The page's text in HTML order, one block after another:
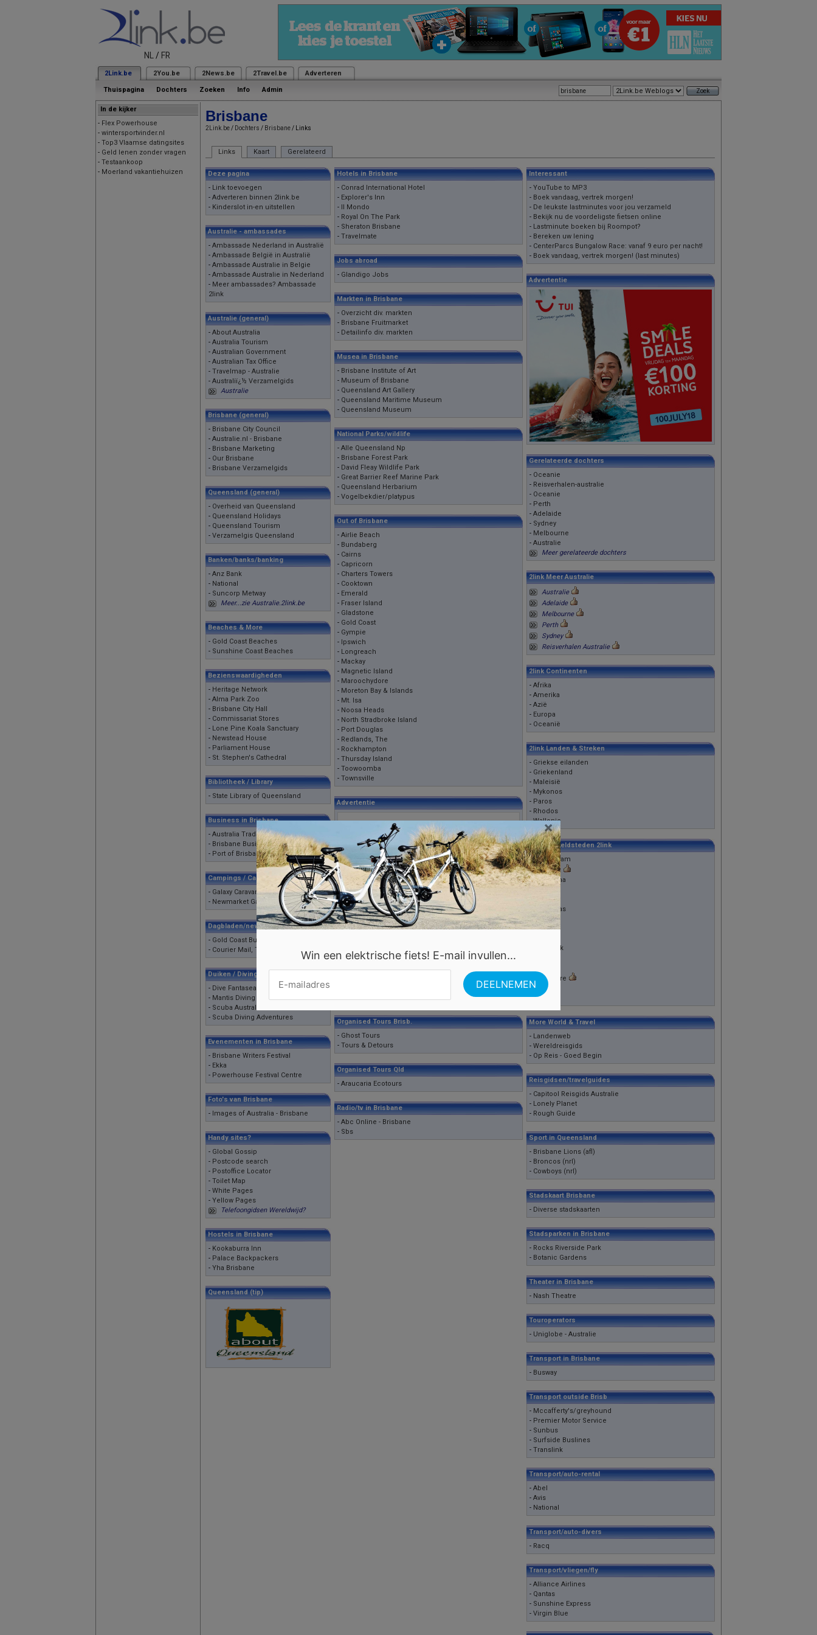
NL / FR
2Link.be 2You.be 2News.be 2Travel.be Adverteren
Thuispagina Dochters Zoeken Info Admin
In de kijker
- Flex Powerhouse
- wintersportvinder.nl
- Top3 Vlaamse datingsites
- Geld lenen zonder vragen
- Testaankoop
- Moerland vakantiehuizen
Brisbane
2Link.be/ Dochters / Brisbane/ Links
Links Kaart Gerelateerd
Deze pagina
- Link toevoegen
- Adverteren binnen 2link.be
- Kinderslot in-en uitstellen
Australie - ambassades
- Ambassade Nederland in Australië
- Ambassade België in Australië
- Ambassade Australie in Belgie
- Ambassade Australie in Nederland
- Meer ambassades? Ambassade
2link
Australie (general)
- About Australia
- Australia Tourism
- Australian Government
- Australian Tax Office
- Travelmap - Australie
- Australiï¿½ Verzamelgids
Australie
Brisbane (general)
- Brisbane City Council
- Australie.nl - Brisbane
- Brisbane Marketing
- Our Brisbane
- Brisbane Verzamelgids
Queensland (general)
- Overheid van Queensland
- Queensland Holidays
- Queensland Tourism
- Verzamelgis Queensland
Banken/banks/banking
- Anz Bank
- National
- Suncorp Metway
Meer...zie Australie.2link.be
Beaches & More
- Gold Coast Beaches
- Sunshine Coast Beaches
Bezienswaardigheden
- Heritage Network
- Alma Park Zoo
- Brisbane City Hall
- Commissariat Stores
- Lone Pine Koala Sanctuary
- Newstead House
- Parliament House
- St. Stephen's Cathedral
Bibliotheek / Library
- State Library of Queensland
Business in Brisbane
- Australia Trade Coast
- Brisbane Business
- Port of Brisbane
Campings / Campsites
- Galaxy Caravan Park
- Newmarket Gardens Caravan Park
Dagbladen/newspapers
- Gold Coast Bulletin
- Courier Mail, The
Duiken / Diving
- Dive Fantasea
- Mantis Diving
- Scuba Australia
- Scuba Diving Adventures
Evenementen in Brisbane
- Brisbane Writers Festival
- Ekka
- Powerhouse Festival Centre
Foto's van Brisbane
- Images of Australia - Brisbane
Handy sites?
- Global Gossip
- Postcode search
- Postoffice Locator
- Toilet Map
- White Pages
- Yellow Pages
Telefoongidsen Wereldwijd?
Hostels in Brisbane
- Kookaburra Inn
- Palace Backpackers
- Yha Brisbane
Queensland (tip)
Hotels in Brisbane
- Conrad International Hotel
- Explorer's Inn
- Il Mondo
- Royal On The Park
- Sheraton Brisbane
- Travelmate
Jobs abroad
- Glandigo Jobs
Markten in Brisbane
- Overzicht div. markten
- Brisbane Fruitmarket
- Detailinfo div. markten
Musea in Brisbane
- Brisbane Institute of Art
- Museum of Brisbane
- Queensland Art Gallery
- Queensland Maritime Museum
- Queensland Museum
National Parks/wildlife
- Alle Queensland Np
- Brisbane Forest Park
- David Fleay Wildlife Park
- Great Barrier Reef Marine Park
- Queensland Herbarium
- Vogelbekdier/platypus
Out of Brisbane
- Airlie Beach
- Bundaberg
- Cairns
- Capricorn
- Charters Towers
- Cooktown
- Emerald
- Fraser Island
- Gladstone
- Gold Coast
- Gympie
- Ipswich
- Longreach
- Mackay
- Magnetic Island
- Maroochydore
- Moreton Bay & Islands
- Mt. Isa
- Noosa Heads
- North Stradbroke Island
- Port Douglas
- Redlands, The
- Rockhampton
- Thursday Island
- Toowoomba
- Townsville
Advertentie
Organised Tours Brisb.
- Ghost Tours
- Tours & Detours
Organised Tours Qld
- Araucaria Ecotours
Radio/tv in Brisbane
- Abc Online - Brisbane
- Sbs
Interessant
- YouTube to MP3
- Boek vandaag, vertrek morgen!
- De leukste lastminutes voor jou verzameld
- Bekijk nu de voordeligste fietsen online
- Lastminute boeken bij Roompot?
- Bereken uw lening
- CenterParcs Bungalow Race: vanaf 9 euro per nacht!
- Boek vandaag, vertrek morgen! (last minutes)
Advertentie
Gerelateerde dochters
- Oceanie
- Reisverhalen-australie
- Oceanie
- Perth
- Adelaide
- Sydney
- Melbourne
- Australie
Meer gerelateerde dochters
2link Meer Australie
Australie
Adelaide
Melbourne
Perth
Sydney
Reisverhalen Australie
2link Continenten
- Afrika
- Amerika
- Azië
- Europa
- Oceanië
2link Landen & Streken
- Griekse eilanden
- Griekenland
- Maleisië
- Mykonos
- Paros
- Rhodos
-Wallonie
Meer Wereldsteden 2link
-Amsterdam
-Bangkok
-Barcelona
Brussel
Las Vegas
-Londen
-Madrid
New York
Singapore
-Toronto
-Venetie
More World & Travel
- Landenweb
- Wereldreisgids
- Op Reis - Goed Begin
Reisgidsen/travelguides
- Capitool Reisgids Australie
- Lonely Planet
- Rough Guide
Sport in Queensland
- Brisbane Lions (afl)
- Broncos (nrl)
- Cowboys (nrl)
Stadskaart Brisbane
- Diverse stadskaarten
Stadsparken in Brisbane
- Rocks Riverside Park
- Botanic Gardens
Theater in Brisbane
- Nash Theatre
Touroperators
- Uniglobe - Australie
Transport in Brisbane
- Busway
Transport outside Brisb
- Mccafferty's/greyhound
- Premier Motor Service
- Sunbus
- Surfside Buslines
- Translink
Transport/auto-rental
- Abel
- Avis
- National
Transport/auto-divers
- Racq
Transport/vliegen/fly
- Alliance Airlines
- Qantas
- Sunshine Express
- Virgin Blue
Win een elektrische fiets! E-mail invullen...
×